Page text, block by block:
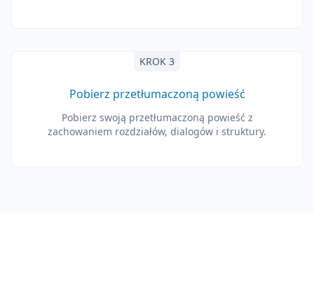
KROK 3
Pobierz przetłumaczoną powieść
Pobierz swoją przetłumaczoną powieść z
zachowaniem rozdziałów, dialogów i struktury.